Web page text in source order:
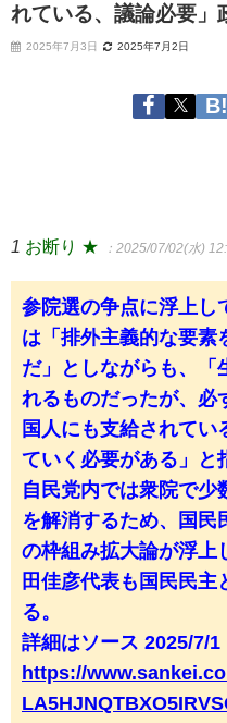
れている、議論必要
2025年7月3日 2025年7月2日
1 お断り ★ ：2025/07/02(水)
参院選の争点に浮上し
は「排外主義的な要素
だ」としながらも、「
れるものだったが、必
国人にも支給されてい
ていく必要がある」と
自民党内では衆院で
を解消するため、国民
の枠組み拡大論が浮上
田佳彦代表も国民民主
る。
詳細はソース 2025/7/1
https://